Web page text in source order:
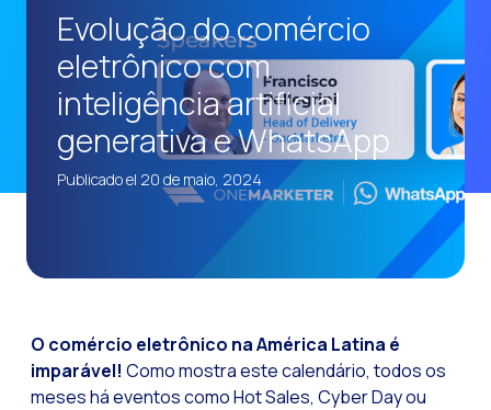
Conversational
WhatsApp não é
O fim do funil
Maximizando o
Como um sistema
Da Conversa à
Comércio
Funcionalidades-
Canal de Voz
Social CX: A chave
Evolução do comércio
eletrônico com
inteligência artificial
generativa e WhatsApp
Publicado el 20 de maio, 2024
O comércio eletrônico na América Latina é
imparável! Como mostra este calendário, todos os
meses há eventos como Hot Sales, Cyber Day ou